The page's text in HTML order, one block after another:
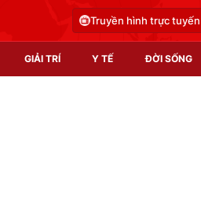
Truyền hình trực tuyến
GIẢI TRÍ Y TẾ ĐỜI SỐNG